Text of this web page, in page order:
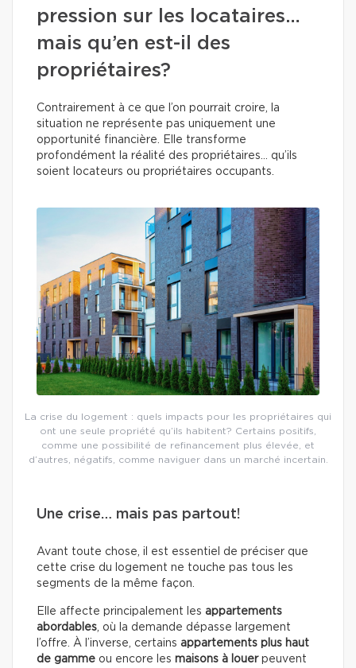
pression sur les locataires…
mais qu’en est-il des
propriétaires?
Contrairement à ce que l’on pourrait croire, la
situation ne représente pas uniquement une
opportunité financière. Elle transforme
profondément la réalité des propriétaires… qu’ils
soient locateurs ou propriétaires occupants.
La crise du logement : quels impacts pour les propriétaires qui
ont une seule propriété qu’ils habitent? Certains positifs,
comme une possibilité de refinancement plus élevée, et
d’autres, négatifs, comme naviguer dans un marché incertain.
Une crise… mais pas partout!
Avant toute chose, il est essentiel de préciser que
cette crise du logement ne touche pas tous les
segments de la même façon.
Elle affecte principalement les appartements
abordables , où la demande dépasse largement
l’offre. À l’inverse, certains appartements plus haut
de gamme ou encore les maisons à louerpeuvent